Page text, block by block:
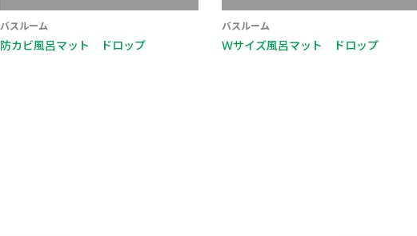
バスルーム
防カビ風呂マット ドロップ
バスルーム
Ｗサイズ風呂マット ドロップ